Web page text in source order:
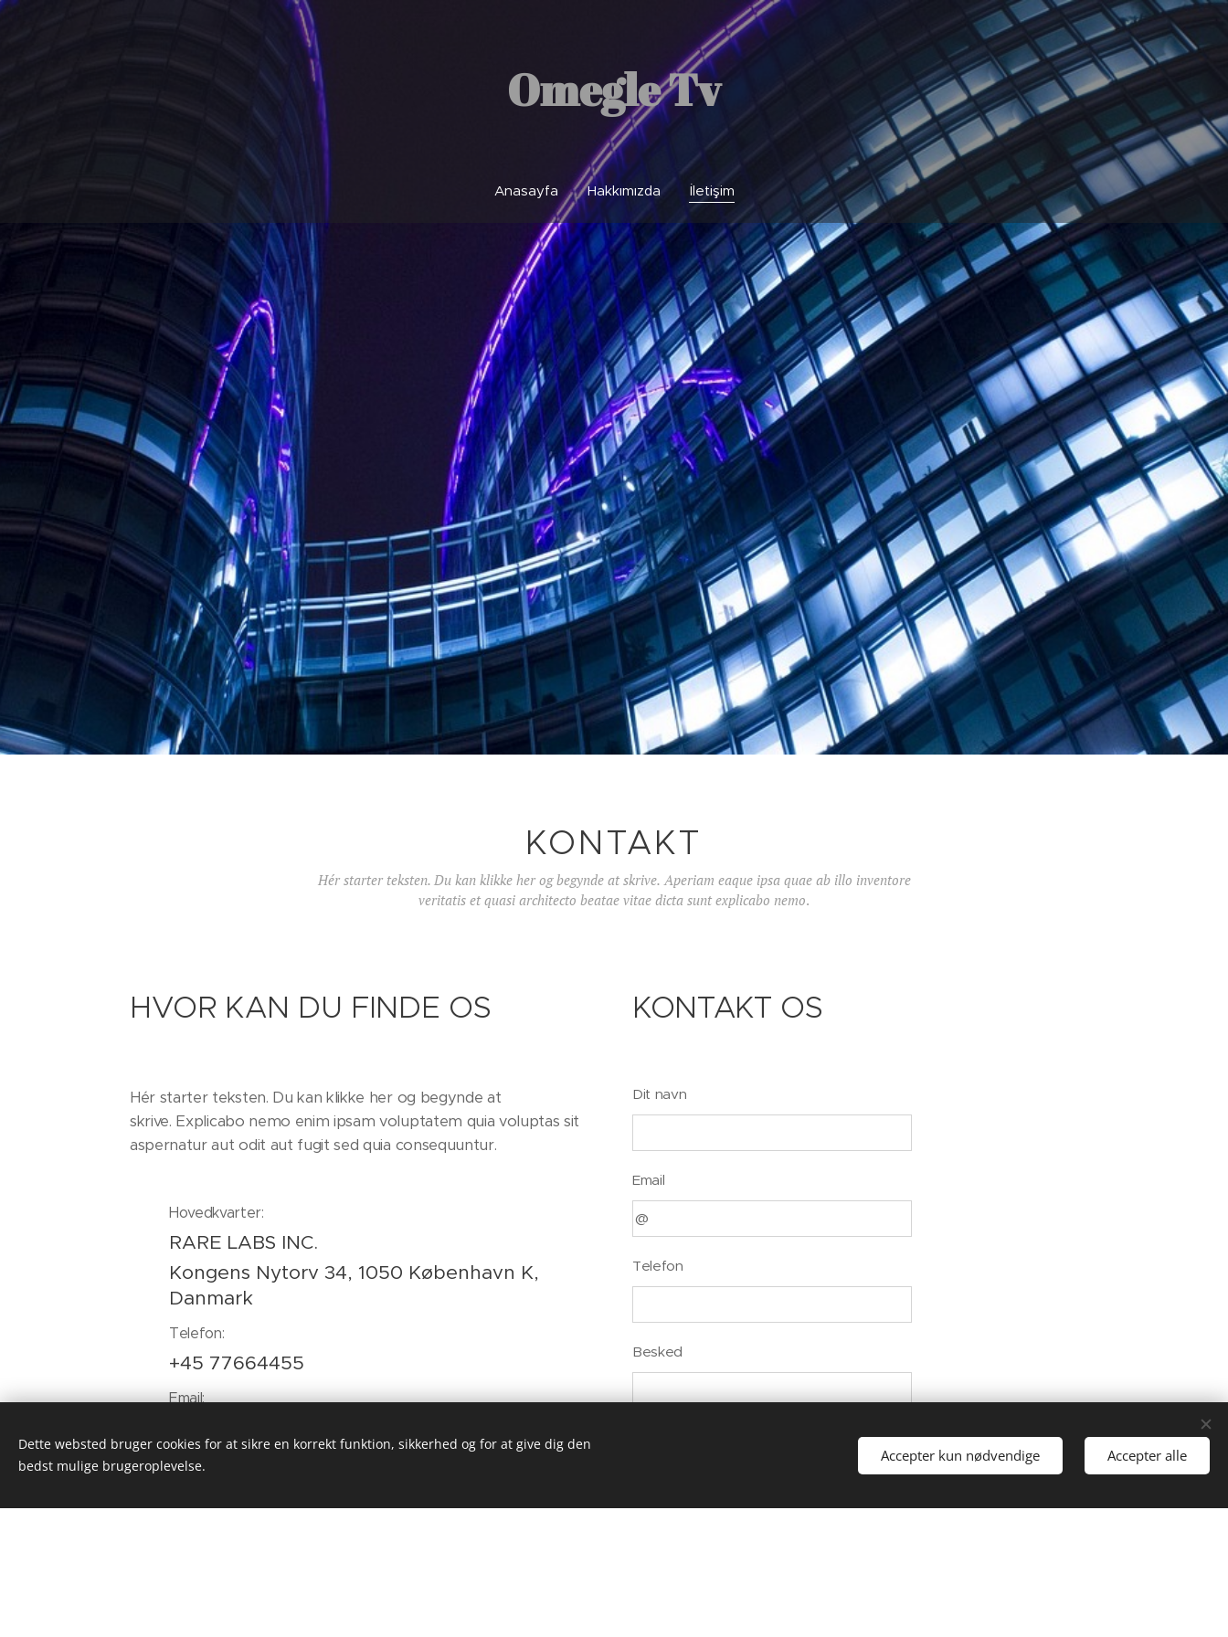
Omegle Tv
Anasayfa Hakkımızda İletişim
KONTAKT
Hér starter teksten. Du kan klikke her og begynde at skrive. Aperiam eaque ipsa quae ab illo inventore
veritatis et quasi architecto beatae vitae dicta sunt explicabo nemo.
HVOR KAN DU FINDE OS
Hér starter teksten. Du kan klikke her og begynde at
skrive. Explicabo nemo enim ipsam voluptatem quia voluptas sit
aspernatur aut odit aut fugit sed quia consequuntur.
Hovedkvarter:
RARE LABS INC.
Kongens Nytorv 34, 1050 København K,
Danmark
Telefon:
+45 77664455
Email:
Skype:
KONTAKT OS
Dit navn
Email
Telefon
Besked
Dette websted bruger cookies for at sikre en korrekt funktion, sikkerhed og for at give dig den
bedst mulige brugeroplevelse.
Accepter kun nødvendige Accepter alle